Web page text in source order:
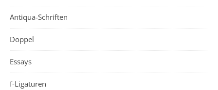
Antiqua-Schriften
Doppel
Essays
f-Ligaturen